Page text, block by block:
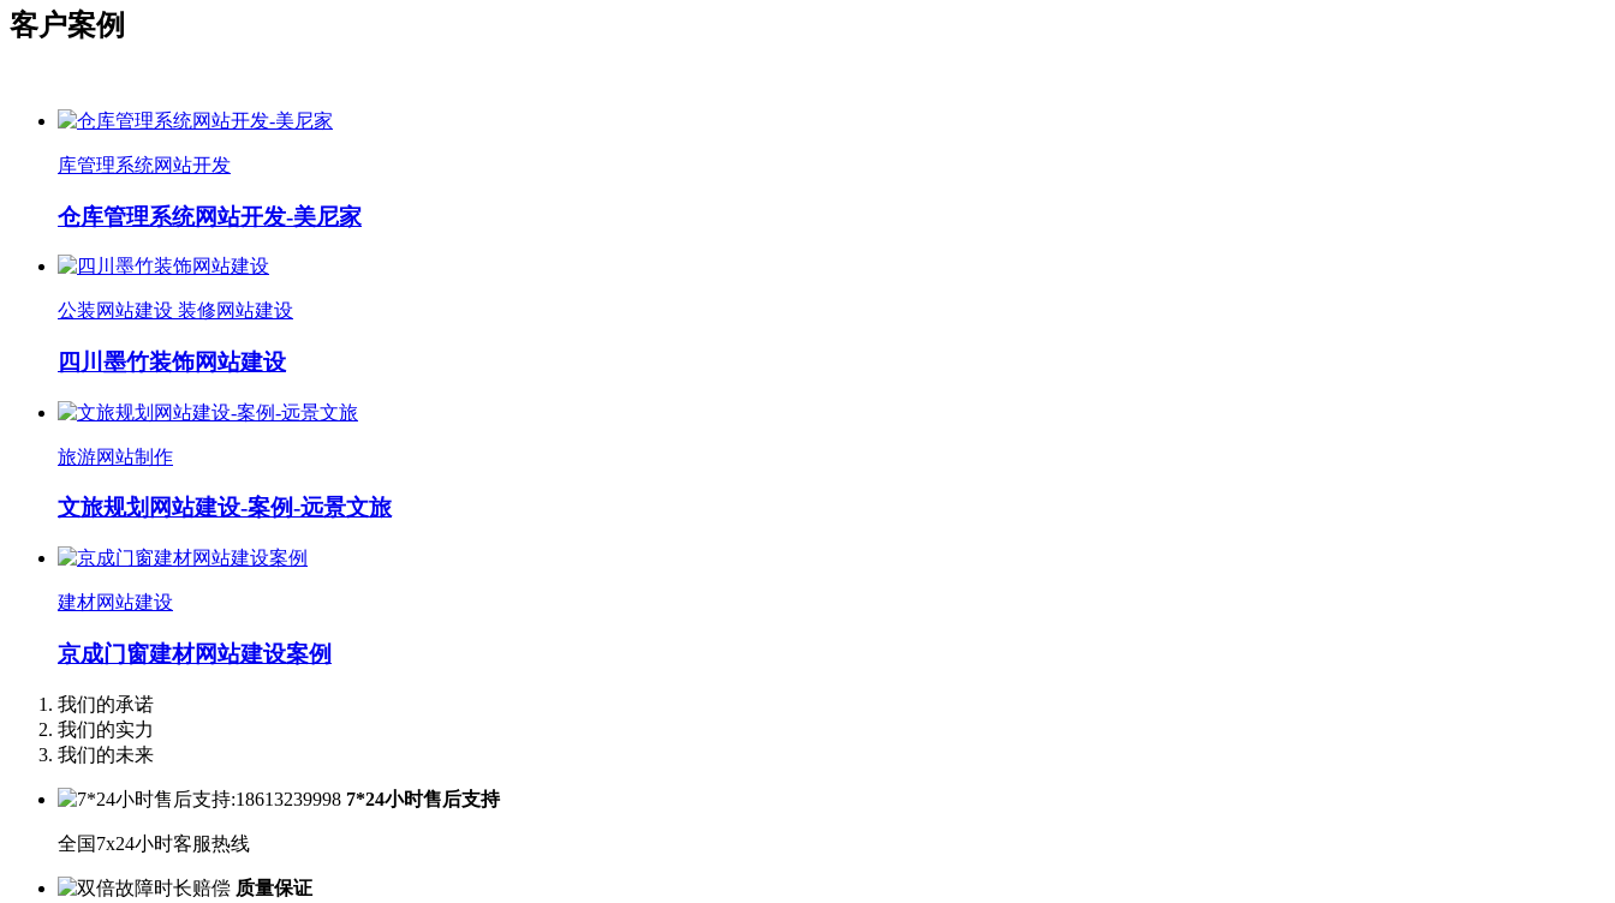
客户案例
库管理系统网站开发
仓库管理系统网站开发-美尼家
公装网站建设 装修网站建设
四川墨竹装饰网站建设
旅游网站制作
文旅规划网站建设-案例-远景文旅
建材网站建设
京成门窗建材网站建设案例
我们的承诺
我们的实力
我们的未来
7*24小时售后支持
全国7x24小时客服热线
质量保证